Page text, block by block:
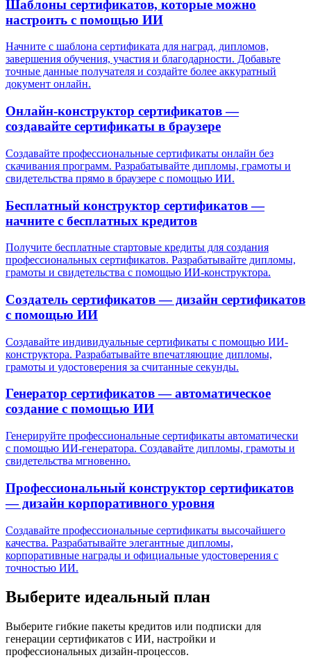
Шаблоны сертификатов, которые можно
настроить с помощью ИИ
Начните с шаблона сертификата для наград, дипломов,
завершения обучения, участия и благодарности. Добавьте
точные данные получателя и создайте более аккуратный
документ онлайн.
Онлайн-конструктор сертификатов —
создавайте сертификаты в браузере
Создавайте профессиональные сертификаты онлайн без
скачивания программ. Разрабатывайте дипломы, грамоты и
свидетельства прямо в браузере с помощью ИИ.
Бесплатный конструктор сертификатов —
начните с бесплатных кредитов
Получите бесплатные стартовые кредиты для создания
профессиональных сертификатов. Разрабатывайте дипломы,
грамоты и свидетельства с помощью ИИ-конструктора.
Создатель сертификатов — дизайн сертификатов
с помощью ИИ
Создавайте индивидуальные сертификаты с помощью ИИ-
конструктора. Разрабатывайте впечатляющие дипломы,
грамоты и удостоверения за считанные секунды.
Генератор сертификатов — автоматическое
создание с помощью ИИ
Генерируйте профессиональные сертификаты автоматически
с помощью ИИ-генератора. Создавайте дипломы, грамоты и
свидетельства мгновенно.
Профессиональный конструктор сертификатов
— дизайн корпоративного уровня
Создавайте профессиональные сертификаты высочайшего
качества. Разрабатывайте элегантные дипломы,
корпоративные награды и официальные удостоверения с
точностью ИИ.
Выберите идеальный план
Выберите гибкие пакеты кредитов или подписки для
генерации сертификатов с ИИ, настройки и
профессиональных дизайн-процессов.